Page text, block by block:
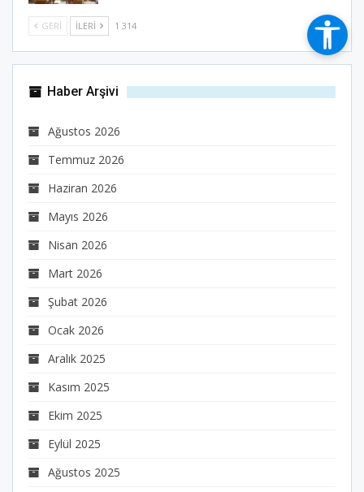
GERI İLERI 1 314
Haber Arşivi
Ağustos 2026
Temmuz 2026
Haziran 2026
Mayıs 2026
Nisan 2026
Mart 2026
Şubat 2026
Ocak 2026
Aralık 2025
Kasım 2025
Ekim 2025
Eylül 2025
Ağustos 2025